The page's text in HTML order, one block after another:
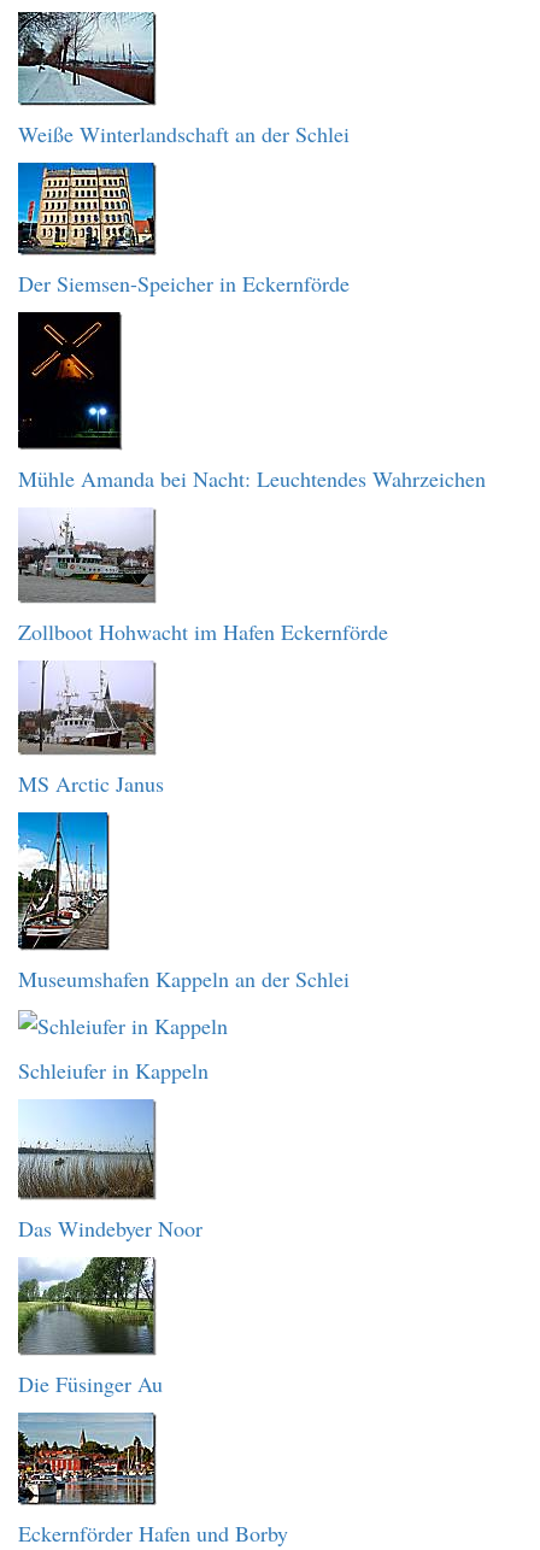
Weiße Winterlandschaft an der Schlei
Der Siemsen-Speicher in Eckernförde
Mühle Amanda bei Nacht: Leuchtendes Wahrzeichen
Zollboot Hohwacht im Hafen Eckernförde
MS Arctic Janus
Museumshafen Kappeln an der Schlei
Schleiufer in Kappeln
Das Windebyer Noor
Die Füsinger Au
Eckernförder Hafen und Borby